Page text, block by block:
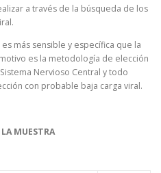
a través de la búsqueda de los
más sensible y específica que la
es la metodología de elección
Nervioso Central y todo
con probable baja carga viral.
LA MUESTRA